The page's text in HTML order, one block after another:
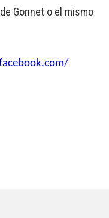
Gonnet o el mismo